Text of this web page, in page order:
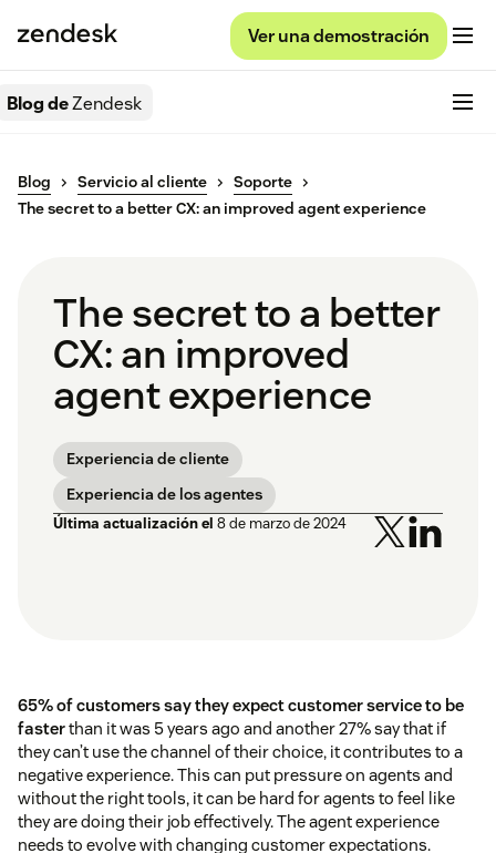
Ver una demostración
Blog deZendesk
Blog Servicio al cliente
Soporte
The secret to a better CX: an improved agent experience
The secret to a better
CX: an improved
agent experience
Experiencia de cliente
Experiencia de los agentes
Última actualización el 8 de marzo de 2024
65% of customers say they expect customer service to be
fasterthan it was 5 years ago and another 27% say that if
they can’t use the channel of their choice, it contributes to a
negative experience. This can put pressure on agents and
without the right tools, it can be hard for agents to feel like
they are doing their job effectively. The agent experience
needs to evolve with changing customer expectations.